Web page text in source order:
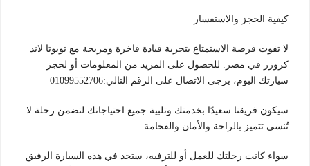
كيفية الحجز والاستفسار
لا تفوت فرصة الاستمتاع بتجربة قيادة فاخرة ومريحة مع تويوتا لاند
كروزر في مصر. للحصول على المزيد من المعلومات أو لحجز
سيارتك اليوم، يرجى الاتصال على الرقم التالي:01099552706
سيكون فريقنا سعيدًا بخدمتك وتلبية جميع احتياجاتك لتضمن رحلة لا
تُنسى تتميز بالراحة والأمان والفخامة.
سواء كانت رحلتك للعمل أو للترفيه، ستجد في هذه السيارة الرفيق